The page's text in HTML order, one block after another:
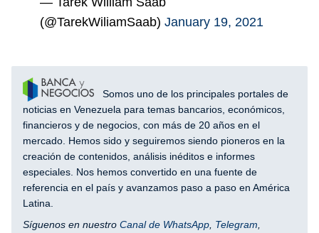
(@TarekWiliamSaab) January 19, 2021
Somos uno de los principales portales de
noticias en Venezuela para temas bancarios, económicos,
financieros y de negocios, con más de 20 años en el
mercado. Hemos sido y seguiremos siendo pioneros en la
creación de contenidos, análisis inéditos e informes
especiales. Nos hemos convertido en una fuente de
referencia en el país y avanzamos paso a paso en América
Latina.
Síguenos en nuestro Canal de WhatsApp Telegram